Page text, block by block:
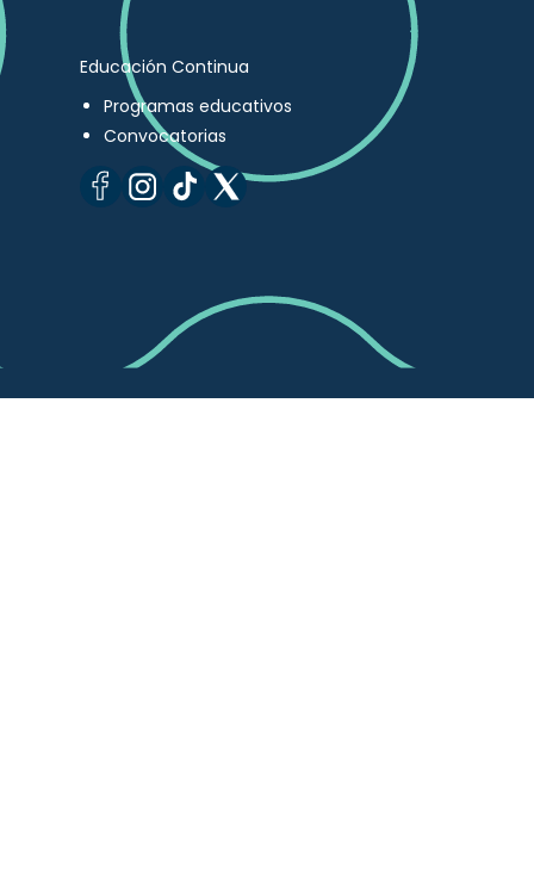
Educación Continua
Programas educativos
Convocatorias